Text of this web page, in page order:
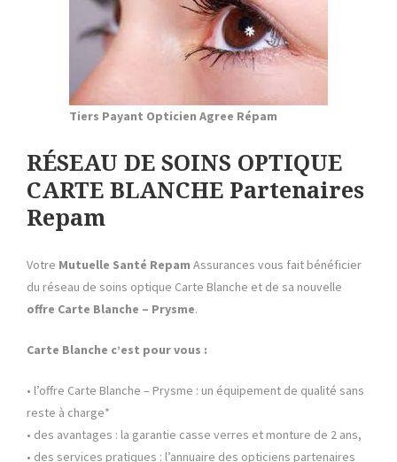
Tiers Payant Opticien Agree Répam
RÉSEAU DE SOINS OPTIQUE
CARTE BLANCHE Partenaires
Repam
Votre Mutuelle Santé Repam Assurances vous fait bénéficier
du réseau de soins optique Carte Blanche et de sa nouvelle
offre Carte Blanche – Prysme.
Carte Blanche c’est pour vous :
• l’offre Carte Blanche – Prysme : un équipement de qualité sans
reste à charge*
• des avantages : la garantie casse verres et monture de 2 ans,
• des services pratiques : l’annuaire des opticiens partenaires